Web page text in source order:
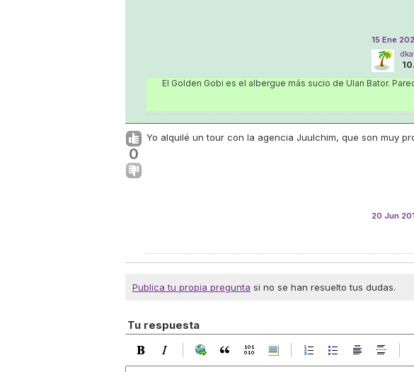
15 Ene
El Golden Gobi es el albergue más sucio de Ulan Bator.
0
Yo alquilé un tour con la agencia Juulchim, que son muy
20 Jun
Publica tu propia pregunta si no se han resuelto tus dudas.
Tu respuesta